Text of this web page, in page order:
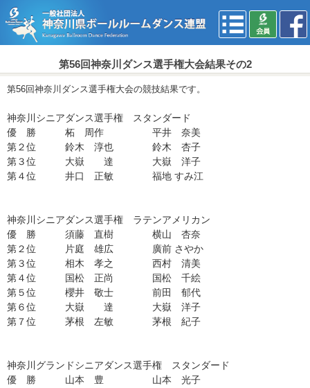
第56回神奈川ダンス選手権大会結果その2
第56回神奈川ダンス選手権大会の競技結果です。
神奈川 シニアダンス選手権 スタンダード
優 勝 柘 周作 平井 奈美
第２位 鈴木 淳也 鈴木 杏子
第３位 大嶽 達 大嶽 洋子
第４位 井口 正敏 福地 すみ江
神奈川 シニアダンス選手権 ラテンアメリカン
優 勝 須藤 直樹 横山 杏奈
第２位
片庭 雄広 廣前 さやか
第３位 相木 孝之 西村 清美
第４位
国松 正尚 国松 千絵
第５位 櫻井 敬士 前田 郁代
第６位 大嶽 達 大嶽 洋子
第７位 茅根 左敏 茅根 紀子
神奈川 グランドシニアダンス選手権 スタンダード
優 勝 山本 豊 山本 光子